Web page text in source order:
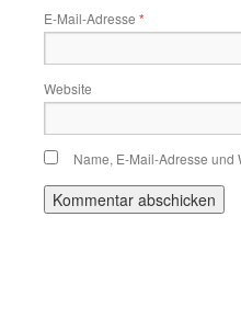
E-Mail-Adresse *
Website
Name, E-Mail-Adresse